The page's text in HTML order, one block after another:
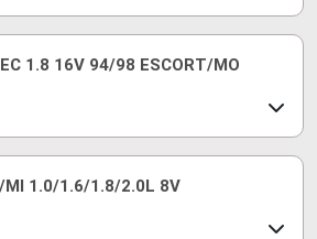
1.8 16V 94/98 ESCORT/MO
MI 1.0/1.6/1.8/2.0L 8V